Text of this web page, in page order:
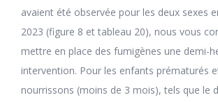
avaient été observée pour les deux sexes
2023 (figure 8 et tableau 20), nous vous
mettre en place des fumigènes une demi-
intervention. Pour les enfants prématurés
nourrissons (moins de 3 mois), tels que le